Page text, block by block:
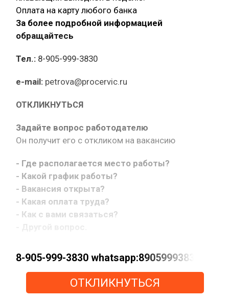
Оплата на карту любого банка
За более подробной информацией
обращайтесь
Тел.: 8-905-999-3830
e-mail: petrova@procervic.ru
ОТКЛИКНУТЬСЯ
Задайте вопрос работодателю
Он получит его с откликом на вакансию
- Где располагается место работы?
- Какой график работы?
- Вакансия открыта?
- Какая оплата труда?
- Как с вами связаться?
8-905-999-3830 whatsapp:89059993830
ОТКЛИКНУТЬСЯ